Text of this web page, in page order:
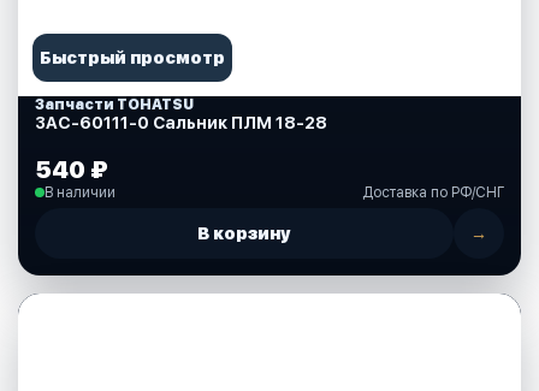
Быстрый просмотр
Запчасти TOHATSU
3AC-60111-0 Сальник ПЛМ 18-28
540 ₽
В наличии Доставка по РФ/СНГ
В корзину →